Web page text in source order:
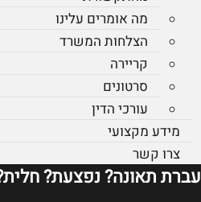
מה אומרים עלינו
הצלחות המשרד
קריירה
סרטונים
עורכי הדין
מידע מקצועי
צרו קשר
עברת תאונה? נפצעת?